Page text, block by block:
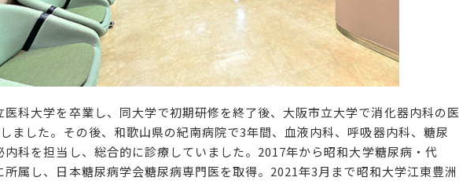
医科大学を卒業し、同大学で初期研修を終了後、大阪市立大学で消化器内科の医
ました。その後、和歌山県の紀南病院で3年間、血液内科、呼吸器内科、糖尿
内科を担当し、総合的に診療していました。2017年から昭和大学糖尿病・代
所属し、日本糖尿病学会糖尿病専門医を取得。2021年3月まで昭和大学江東豊洲